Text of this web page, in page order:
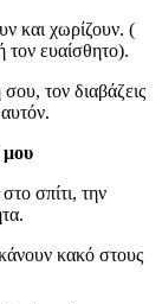
και χωρίζουν. (
τον ευαίσθητο).
τον διαβάζεις
σπίτι, την
κακό στους